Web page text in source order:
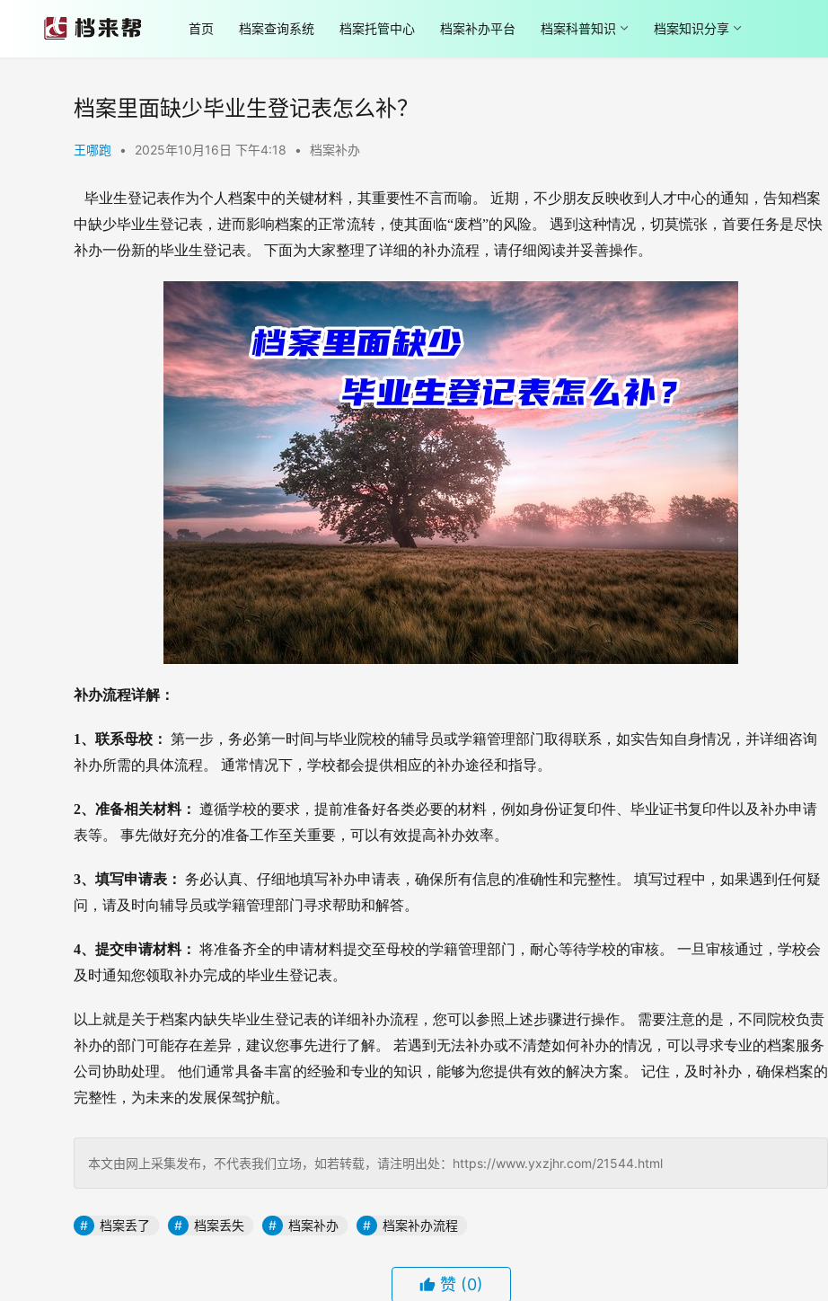
首页 档案查询系统 档案托管中心 档案补办平台 档案科普知识 档案知识分享
档案里面缺少毕业生登记表怎么补？
王哪跑 • 2025年10月16日 下午4:18 • 档案补办
毕业生登记表作为个人档案中的关键材料，其重要性不言而喻。 近期，不少朋友反映收到人才中心的通知，告知档案
中缺少毕业生登记表，进而影响档案的正常流转，使其面临“废档”的风险。 遇到这种情况，切莫慌张，首要任务是尽快
补办一份新的毕业生登记表。 下面为大家整理了详细的补办流程，请仔细阅读并妥善操作。
补办流程详解：
1、联系母校： 第一步，务必第一时间与毕业院校的辅导员或学籍管理部门取得联系，如实告知自身情况，并详细咨询
补办所需的具体流程。 通常情况下，学校都会提供相应的补办途径和指导。
2、准备相关材料： 遵循学校的要求，提前准备好各类必要的材料，例如身份证复印件、毕业证书复印件以及补办申请
表等。 事先做好充分的准备工作至关重要，可以有效提高补办效率。
3、填写申请表： 务必认真、仔细地填写补办申请表，确保所有信息的准确性和完整性。 填写过程中，如果遇到任何疑
问，请及时向辅导员或学籍管理部门寻求帮助和解答。
4、提交申请材料： 将准备齐全的申请材料提交至母校的学籍管理部门，耐心等待学校的审核。 一旦审核通过，学校会
及时通知您领取补办完成的毕业生登记表。
以上就是关于档案内缺失毕业生登记表的详细补办流程，您可以参照上述步骤进行操作。 需要注意的是，不同院校负责
补办的部门可能存在差异，建议您事先进行了解。 若遇到无法补办或不清楚如何补办的情况，可以寻求专业的档案服务
公司协助处理。 他们通常具备丰富的经验和专业的知识，能够为您提供有效的解决方案。 记住，及时补办，确保档案的
完整性，为未来的发展保驾护航。
本文由网上采集发布，不代表我们立场，如若转载，请注明出处：https://www.yxzjhr.com/21544.html
档案丢了 档案丢失 档案补办 档案补办流程
赞 (0)